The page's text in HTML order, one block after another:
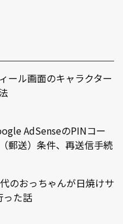
ール画面のキャラクター
AdSenseのPINコー
郵送）条件、再送信手続
のおっちゃんが日焼けサ
った話